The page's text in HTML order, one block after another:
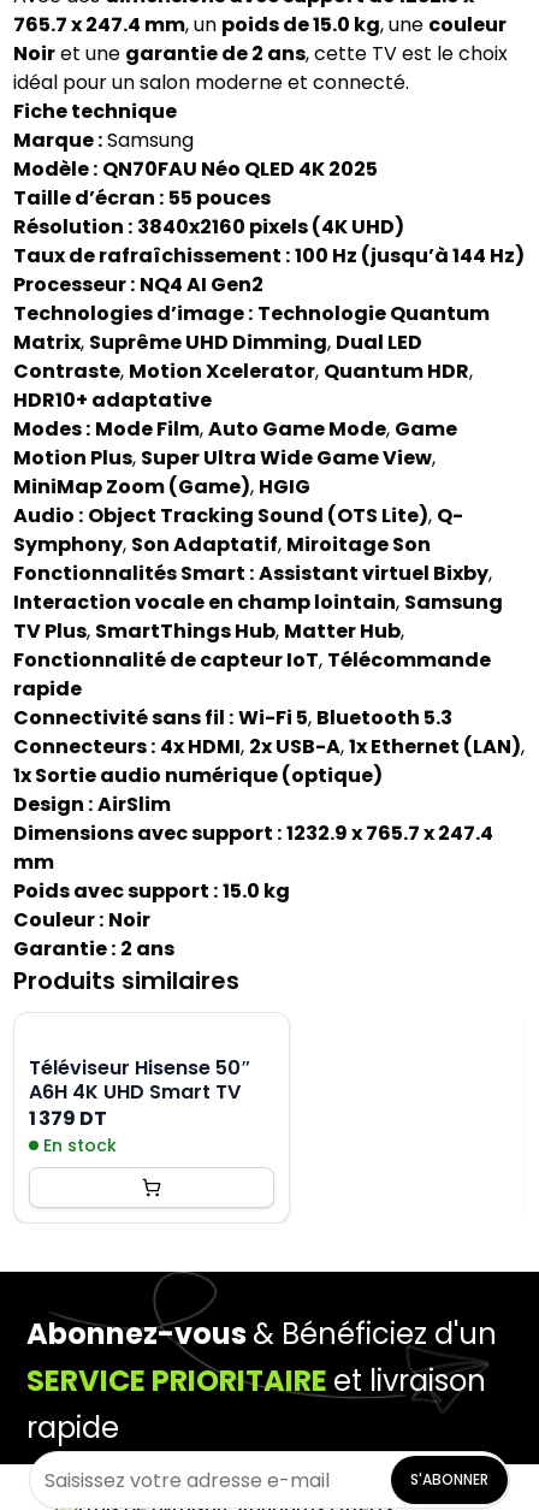
765.7 x 247.4 mm, un poids de 15.0 kg, une couleur
Noiret une garantie de 2 ans, cette TV est le choix
idéal pour un salon moderne et connecté.
Fiche technique
Marque :Samsung
Modèle : QN70FAU Néo QLED 4K 2025
Taille d’écran : 55 pouces
Résolution : 3840x2160 pixels (4K UHD)
Taux de rafraîchissement :100 Hz (jusqu’à 144 Hz)
Processeur : NQ4 AI Gen2
Technologies d’image : Technologie Quantum
Matrix, Suprême UHD Dimming, Dual LED
Contraste, Motion Xcelerator, Quantum HDR,
HDR10+ adaptative
Modes : Mode Film,Auto Game Mode, Game
Motion Plus, Super Ultra Wide Game View,
MiniMap Zoom (Game), HGIG
Audio : Object Tracking Sound (OTS Lite), Q-
Symphony, Son Adaptatif, Miroitage Son
Fonctionnalités Smart :Assistant virtuel Bixby,
Interaction vocale en champ lointain, Samsung
TV Plus, SmartThings Hub, Matter Hub,
Fonctionnalité de capteur IoT, Télécommande
rapide
Connectivité sans fil :Wi-Fi 5, Bluetooth 5.3
Connecteurs : 4x HDMI, 2x USB-A,1x Ethernet (LAN),
1x Sortie audio numérique (optique)
Design :AirSlim
Dimensions avec support :1232.9 x 765.7 x 247.4
mm
Poids avec support :15.0 kg
Couleur : Noir
Garantie : 2 ans
Produits similaires
Téléviseur Hisense 50″
A6H 4K UHD Smart TV
1 379 DT
En stock
Abonnez-vous& Bénéficiez d'un
SERVICE PRIORITAIRE et livraison
rapide
S'ABONNER